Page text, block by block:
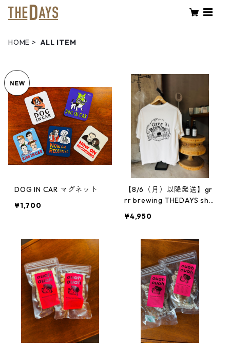
HOME ALL ITEM
DOG IN CAR マグネット
¥1,700
【8/6（月）以降発送】gr
rr brewing THEDAYS shir
¥4,950